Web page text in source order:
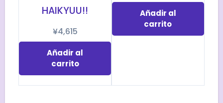
HAIKYUU!!
¥4,615
Añadir al
carrito
Añadir al
carrito